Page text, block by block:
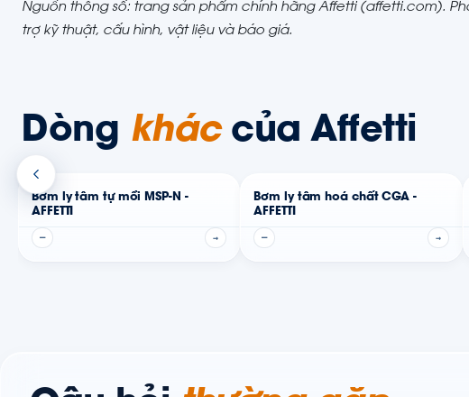
Nguồn thông số: trang sản phẩm chính hãng Affetti (affetti.com).
trợ kỹ thuật, cấu hình, vật liệu và báo giá.
Dòng kháccủa Affetti
Bơm ly tâm tự mồi MSP-N -
AFFETTI
— →
Bơm ly tâm hoá chất CGA -
AFFETTI
— →